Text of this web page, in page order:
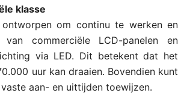
klasse
om continu te werken en
commerciële LCD-panelen en
via LED. Dit betekent dat het
uur kan draaien. Bovendien kunt
aan- en uittijden toewijzen.